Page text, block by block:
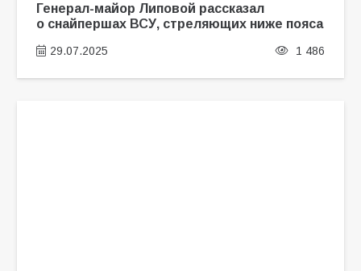
Генерал-майор Липовой рассказал
о снайпершах ВСУ, стреляющих ниже пояса
29.07.2025 1 486